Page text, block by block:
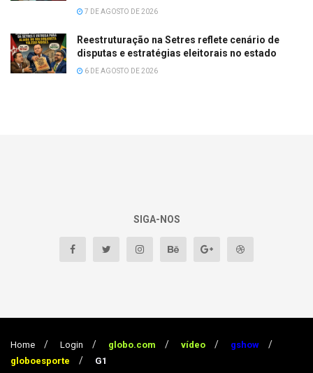
7 DE AGOSTO DE 2026
Reestruturação na Setres reflete cenário de
disputas e estratégias eleitorais no estado
6 DE AGOSTO DE 2026
SIGA-NOS
Home Login globo.com vídeo
gshow
globoesporte
G1